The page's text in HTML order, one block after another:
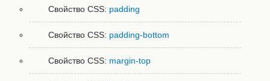
Свойство CSS: padding
Свойство CSS: padding-bottom
Свойство CSS: margin-top